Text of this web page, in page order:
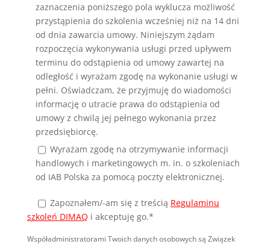
zaznaczenia poniższego pola wyklucza możliwość
przystąpienia do szkolenia wcześniej niż na 14 dni
od dnia zawarcia umowy. Niniejszym żądam
rozpoczęcia wykonywania usługi przed upływem
terminu do odstąpienia od umowy zawartej na
odległość i wyrażam zgodę na wykonanie usługi w
pełni. Oświadczam, że przyjmuję do wiadomości
informację o utracie prawa do odstąpienia od
umowy z chwilą jej pełnego wykonania przez
przedsiębiorcę.
Wyrażam zgodę na otrzymywanie informacji
handlowych i marketingowych m. in. o szkoleniach
od IAB Polska za pomocą poczty elektronicznej.
Zapoznałem/-am się z treścią Regulaminu
szkoleń DIMAQ i akceptuję go.*
Współadministratorami Twoich danych osobowych są Związek